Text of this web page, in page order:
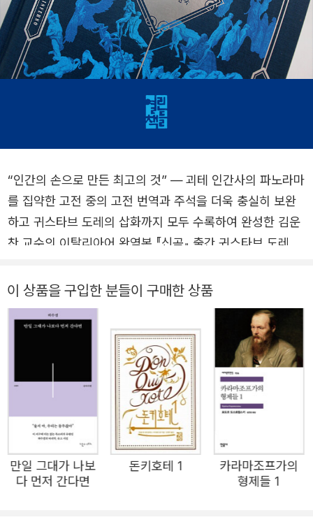
“인간의 손으로 만든 최고의 것” ― 괴테 인간사의 파노라마
를 집약한 고전 중의 고전 번역과 주석을 더욱 충실히 보완
하고 귀스타브 도레의 삽화까지 모두 수록하여 완성한 김운
찬 교수의 이탈리아어 완역본 『신곡』 출간 귀스타브 도레의
이 열린책들에서 출간되었다. 이번 개정판은 대구가톨릭대
학교 프란치스코칼리지의 김운찬 교수가 번역하여 2007년
출간한 이탈리아어 완역본 『신곡』을 번역과 편집, 디자인을
모두 새롭게 손보아 제작한 것으로, 특별히 귀스타브 도레의
『신곡』 삽화를 함께 수록하여 시각적인 풍요로움을 더하고
자 했다. 135점으로 이루어진 삽화를 모두 실었으며, 도레
가 그린 단테의 초상화 1점까지 총 136점을 수록했다. 김운
찬 교수의 전반적인 개역 작업으로 번역과 주석에 더욱 완성
도를 높였으며, 견고한 장정에 고급스러운 은박, 삽화를 활
용한 클래식한 표지로 <고전 중의 고전>의 가치에 걸맞은
이 상품을 구입한 분들이 구매한 상품
만일 그대가 나보
다 먼저 간다면
돈키호테 1
카라마조프가의
형제들 1